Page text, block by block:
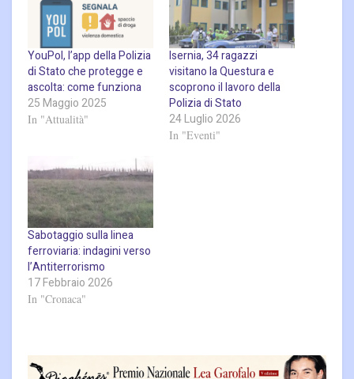
YouPol, l’app della Polizia
di Stato che protegge e
ascolta: come funziona
25 Maggio 2025
In "Attualità"
Isernia, 34 ragazzi
visitano la Questura e
scoprono il lavoro della
Polizia di Stato
24 Luglio 2026
In "Eventi"
Sabotaggio sulla linea
ferroviaria: indagini verso
l’Antiterrorismo
17 Febbraio 2026
In "Cronaca"